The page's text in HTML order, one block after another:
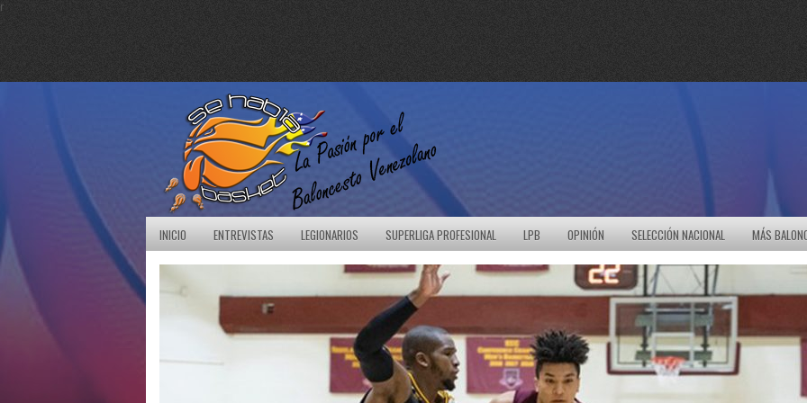
r
INICIO ENTREVISTAS LEGIONARIOS SUPERLIGA PROFESIONAL LPB OPINIÓN SELECCIÓN NACIONAL MÁS